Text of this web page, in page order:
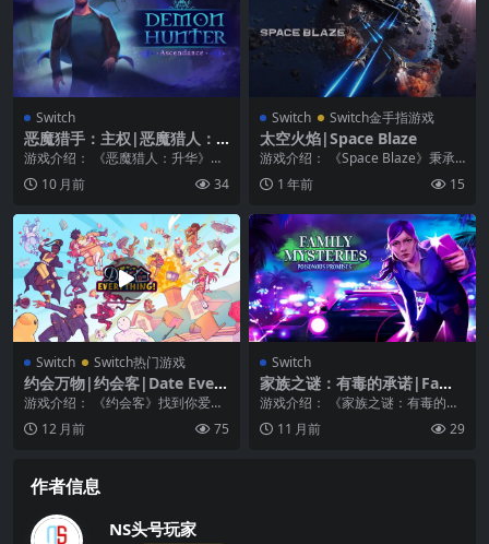
Switch
恶魔猎手：主权|恶魔猎人：
升华|Demon Hunter: Ascen
dance
游戏介绍： 《恶魔猎人：升华》你
是赫克托科尔，一个被遗忘已久的
教团成员和自由职业...
10 月前 34
Switch Switch金手指游戏
太空火焰|Space Blaze
游戏介绍： 《Space Blaze》秉承
了传统横向卷轴射击游戏的风格，
带领玩家...
1 年前 15
Switch Switch热门游戏
约会万物|约会客|Date Every
thing
游戏介绍： 《约会客》找到你爱的
对象 日期一切!带来了一个令人兴奋
的约会模拟器类...
12 月前 75
Switch
家族之谜：有毒的承诺|Famil
y Mysteries: Poisonous Pro
mises
游戏介绍： 《家族之谜：有毒的承
诺》承诺是家庭的毒药。 娱乐性的
一头扎进了放荡的...
11 月前 29
作者信息
NS头号玩家